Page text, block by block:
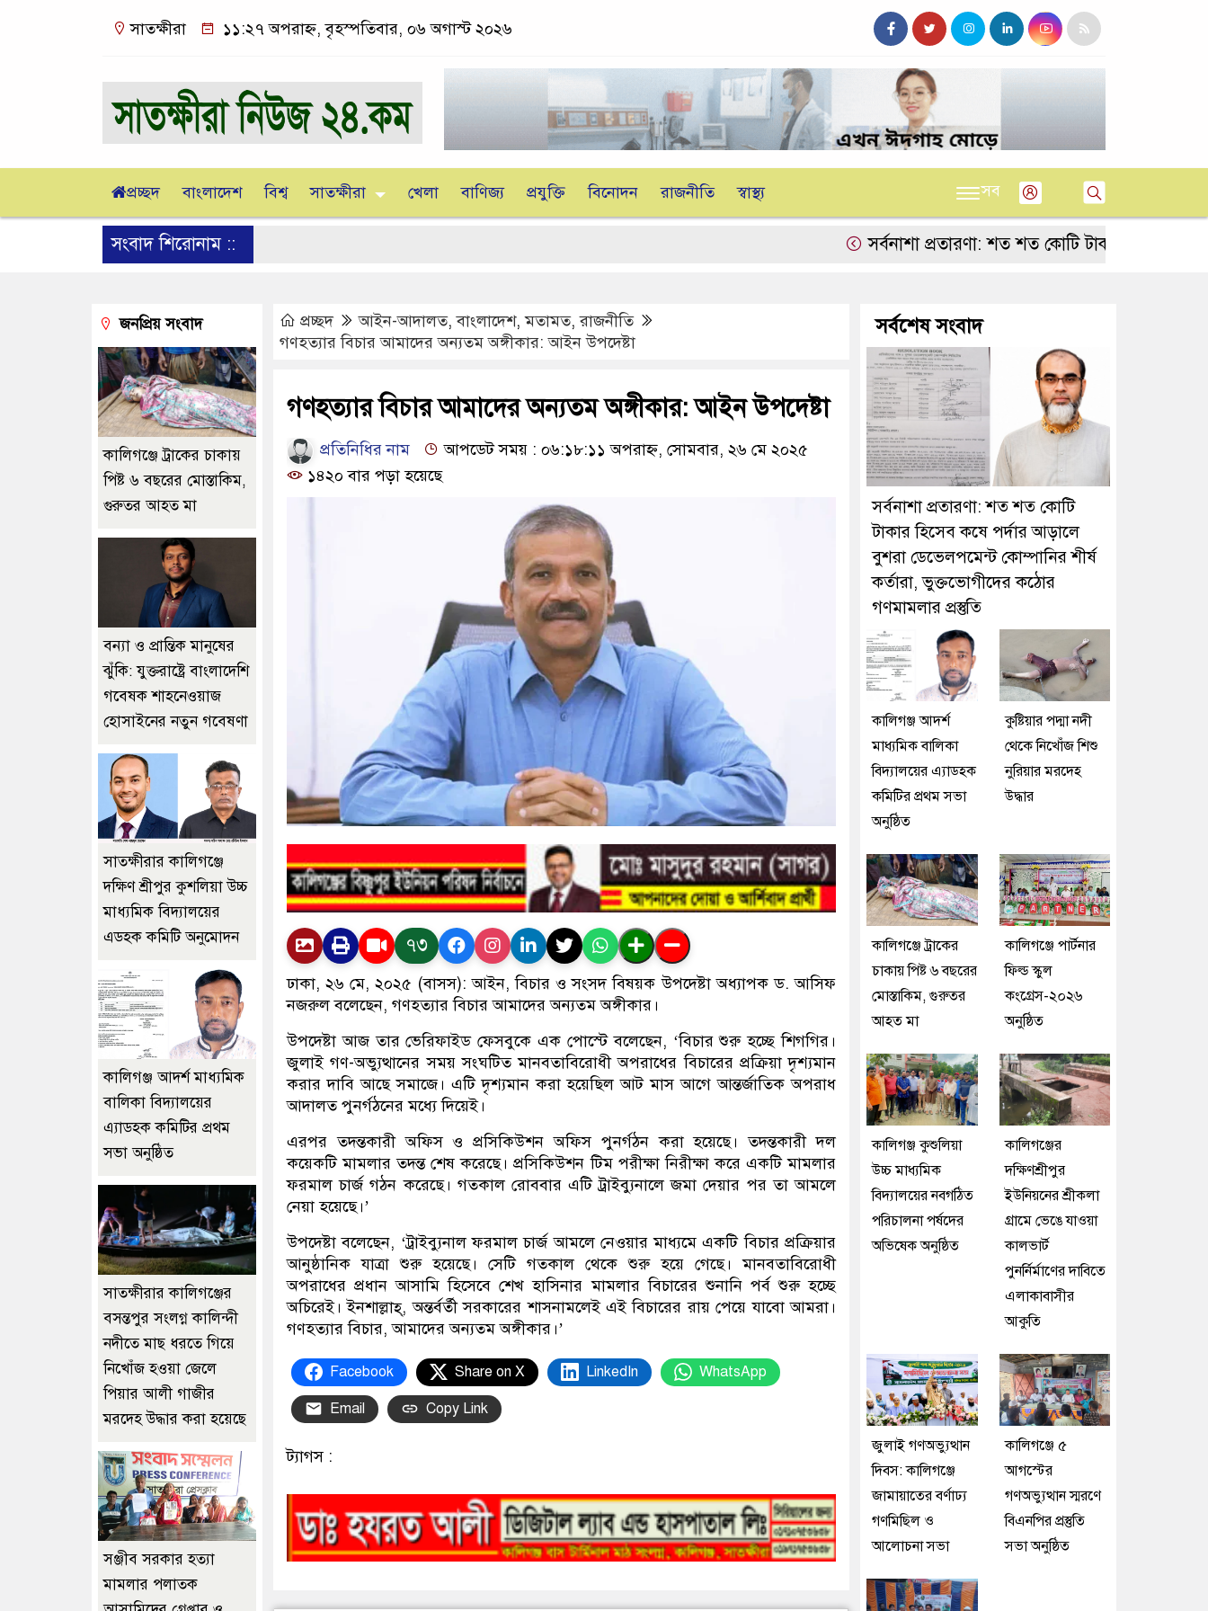
সাতক্ষীরা ১১:২৭ অপরাহ্ন, বৃহস্পতিবার, ০৬ অগাস্ট ২০২৬
প্রচ্ছদ বাংলাদেশ বিশ্ব সাতক্ষীরা খেলা বাণিজ্য প্রযুক্তি বিনোদন রাজনীতি স্বাস্থ্য সব
সংবাদ শিরোনাম :: সর্বনাশা প্রতারণা: শত শত কোটি টাকার হিসেব কষে
প্রচ্ছদ আইন-আদালত,বাংলাদেশ,মতামত,রাজনীতি
গণহত্যার বিচার আমাদের অন্যতম অঙ্গীকার: আইন উপদেষ্টা
গণহত্যার বিচার আমাদের অন্যতম অঙ্গীকার: আইন উপদেষ্টা
প্রতিনিধির নাম
আপডেট সময় : ০৬:১৮:১১ অপরাহ্ণ, সোমবার, ২৬ মে ২০২৫
১৪২০ বার পড়া হয়েছে
৭৩
ঢাকা, ২৬ মে, ২০২৫ (বাসস): আইন, বিচার ও সংসদ বিষয়ক উপদেষ্টা অধ্যাপক ড. আসিফ
নজরুল বলেছেন, গণহত্যার বিচার আমাদের অন্যতম অঙ্গীকার।
উপদেষ্টা আজ তার ভেরিফাইড ফেসবুকে এক পোস্টে বলেছেন, ‘বিচার শুরু হচ্ছে শিগগির।
জুলাই গণ-অভ্যুত্থানের সময় সংঘটিত মানবতাবিরোধী অপরাধের বিচারের প্রক্রিয়া দৃশ্যমান
করার দাবি আছে সমাজে। এটি দৃশ্যমান করা হয়েছিল আট মাস আগে আন্তর্জাতিক অপরাধ
আদালত পুনর্গঠনের মধ্যে দিয়েই।
এরপর তদন্তকারী অফিস ও প্রসিকিউশন অফিস পুনর্গঠন করা হয়েছে। তদন্তকারী দল
কয়েকটি মামলার তদন্ত শেষ করেছে। প্রসিকিউশন টিম পরীক্ষা নিরীক্ষা করে একটি মামলার
ফরমাল চার্জ গঠন করেছে। গতকাল রোববার এটি ট্রাইব্যুনালে জমা দেয়ার পর তা আমলে
নেয়া হয়েছে।’
উপদেষ্টা বলেছেন, ‘ট্রাইব্যুনাল ফরমাল চার্জ আমলে নেওয়ার মাধ্যমে একটি বিচার প্রক্রিয়ার
আনুষ্ঠানিক যাত্রা শুরু হয়েছে। সেটি গতকাল থেকে শুরু হয়ে গেছে। মানবতাবিরোধী
অপরাধের প্রধান আসামি হিসেবে শেখ হাসিনার মামলার বিচারের শুনানি পর্ব শুরু হচ্ছে
অচিরেই। ইনশাল্লাহ্, অন্তর্বর্তী সরকারের শাসনামলেই এই বিচারের রায় পেয়ে যাবো আমরা।
গণহত্যার বিচার, আমাদের অন্যতম অঙ্গীকার।’
Facebook Share on X LinkedIn WhatsApp
Email Copy Link
ট্যাগস :
জনপ্রিয় সংবাদ
কালিগঞ্জে ট্রাকের চাকায়
পিষ্ট ৬ বছরের মোস্তাকিম,
গুরুতর আহত মা
বন্যা ও প্রান্তিক মানুষের
ঝুঁকি: যুক্তরাষ্ট্রে বাংলাদেশি
গবেষক শাহনেওয়াজ
হোসাইনের নতুন গবেষণা
সাতক্ষীরার কালিগঞ্জে
দক্ষিণ শ্রীপুর কুশলিয়া উচ্চ
মাধ্যমিক বিদ্যালয়ের
এডহক কমিটি অনুমোদন
কালিগঞ্জ আদর্শ মাধ্যমিক
বালিকা বিদ্যালয়ের
এ্যাডহক কমিটির প্রথম
সভা অনুষ্ঠিত
সাতক্ষীরার কালিগঞ্জের
বসন্তপুর সংলগ্ন কালিন্দী
নদীতে মাছ ধরতে গিয়ে
নিখোঁজ হওয়া জেলে
পিয়ার আলী গাজীর
মরদেহ উদ্ধার করা হয়েছে
‎সঞ্জীব সরকার হত্যা
মামলার পলাতক
সর্বশেষ সংবাদ
সর্বনাশা প্রতারণা: শত শত কোটি
টাকার হিসেব কষে পর্দার আড়ালে
বুশরা ডেভেলপমেন্ট কোম্পানির শীর্ষ
কর্তারা, ভুক্তভোগীদের কঠোর
গণমামলার প্রস্তুতি
কালিগঞ্জ আদর্শ
মাধ্যমিক বালিকা
বিদ্যালয়ের এ্যাডহক
কমিটির প্রথম সভা
অনুষ্ঠিত
কুষ্টিয়ার পদ্মা নদী
থেকে নিখোঁজ শিশু
নুরিয়ার মরদেহ
উদ্ধার
কালিগঞ্জে ট্রাকের
চাকায় পিষ্ট ৬ বছরের
মোস্তাকিম, গুরুতর
আহত মা
কালিগঞ্জে পার্টনার
ফিল্ড স্কুল
কংগ্রেস-২০২৬
অনুষ্ঠিত
কালিগঞ্জ কুশুলিয়া
উচ্চ মাধ্যমিক
বিদ্যালয়ের নবগঠিত
পরিচালনা পর্ষদের
অভিষেক অনুষ্ঠিত
কালিগঞ্জের
দক্ষিণশ্রীপুর
ইউ‌নিয়‌নের শ্রীকলা
গ্রা‌মে ভেঙে যাওয়া
কালভার্ট
পুনর্নির্মাণের দাবিতে
এলাকাবাসীর
আকুতি
জুলাই গণঅভ্যুত্থান
দিবস: কালিগঞ্জে
জামায়াতের বর্ণাঢ্য
গণমিছিল ও
আলোচনা সভা
কালিগঞ্জে ৫
আগস্টের
গণঅভ্যুত্থান স্মরণে
বিএনপির প্রস্তুতি
সভা অনুষ্ঠিত